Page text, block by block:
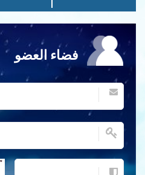
فضاء العضو